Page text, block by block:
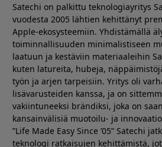
Satechi on palkittu teknologiayritys
vuodesta 2005 lähtien kehittänyt
Apple-ekosysteemiin. Yhdistämällä
toiminnallisuuden minimalistiseen
laatuun ja kestäviin materiaaleihin
kuten latureita, hubeja,
työn ja arjen tarpeisiin. Yritys oli
lisävarusteiden kanssa, ja on
vakiintuneeksi brändiksi, joka on
kansainvälisiä muotoilu- ja
”Life Made Easy Since ’05” Satechi
teknologi ratkaisujen kehittämistä,